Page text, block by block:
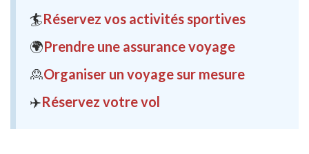
🏄Réservez vos activités sportives
🌍Prendre une assurance voyage
🙎Organiser un voyage sur mesure
✈️Réservez votre vol